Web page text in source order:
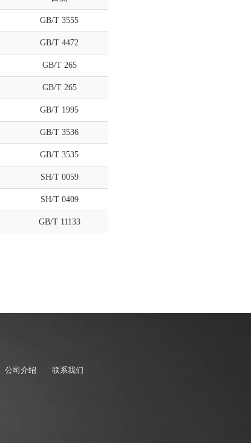
GB/T 3555
GB/T 4472
GB/T 265
GB/T 265
GB/T 1995
GB/T 3536
GB/T 3535
SH/T 0059
SH/T 0409
GB/T 11133
公司介绍 联系我们